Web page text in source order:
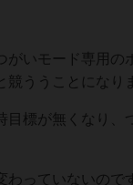
がいモード専用
ううことになり
目標が無くなり
わっていないの